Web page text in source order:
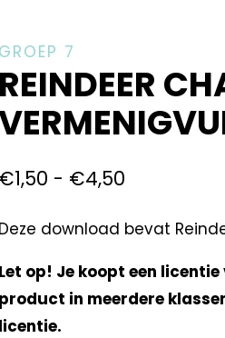
GROEP 7
REINDEER
€1,50 - €4,50
Deze download bevat
Let op! Je koopt een
product in meerdere
licentie.